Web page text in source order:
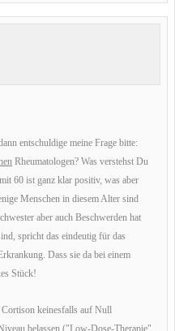
entschuldige meine Frage bitte:
Rheumatologen? Was verstehst Du
60 ist ganz klar positiv, was aber
Menschen in diesem Alter sind
aber auch Beschwerden hat
spricht das eindeutig für das
Dass sie da bei einem
Stück!
keinesfalls auf Null
belassen ("Low-Dose-Therapie",